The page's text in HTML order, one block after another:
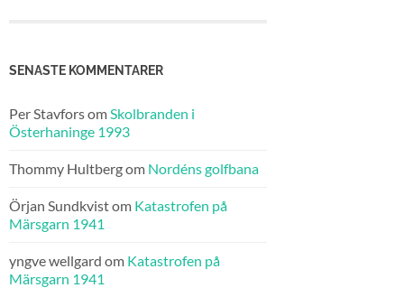
SENASTE KOMMENTARER
Per Stavforsom Skolbranden i
Österhaninge 1993
Thommy Hultbergom Nordéns golfbana
Örjan Sundkvistom Katastrofen på
Märsgarn 1941
yngve wellgard om Katastrofen på
Märsgarn 1941